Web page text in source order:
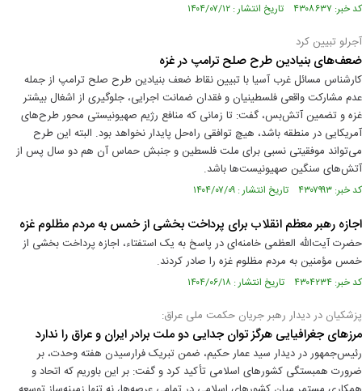
کد خبر: ۴۳۰۸۶۳۷ تاریخ انتشار : ۱۴۰۴/۰۷/۱۲
آجرلو تبیین کرد
ضعف‌های بنیادین طرح صلح ترامپ در غزه
کارشناس مسائل غرب آسیا با تبیین نقاط ضعف بنیادین طرح صلح ترامپ از جمله
عدم مشارکت واقعی فلسطینیان و فقدان ضمانت اجرایی، جلوگیری از اشغال بیشتر
غزه و تضمین آتش‌بس، گفت: تا زمانی که منافع رژیم صهیونیستی محور طرح‌های
آمریکایی در منطقه باشد، هیچ توافقی راه‌حل پایدار نخواهد بود. البته این طرح
می‌تواند موفقیتی نسبی برای ملت فلسطین و جنبش حماس آن هم دو سال پس از
آتش‌های سنگین صهیونیست‌ها باشد.
کد خبر: ۴۳۰۷۹۹۳ تاریخ انتشار : ۱۴۰۴/۰۷/۰۹
اجازه رهبر معظم انقلاب برای پرداخت بخشی از خمس به مردم مظلوم غزه
حضرت آیت‌الله العظمی خامنه‌ای در پاسخ به یک استفتاء، اجازه پرداخت بخشی از
خمس مؤمنین به مردم مظلوم غزه را صادر کردند.
کد خبر: ۴۳۰۴۲۳۴ تاریخ انتشار : ۱۴۰۴/۰۶/۱۸
پزشکیان در دیدار رهبر جریان حکمت ملی عراق:
مرزهای جغرافیایی هرگز توان جدایی دو ملت برادر ایران و عراق را ندارد
رئیس‌جمهور در دیدار سید عمار حکیم، ضمن تبریک فرارسیدن هفته وحدت، بر
ضرورت همبستگی کشورهای اسلامی تأکید کرد و گفت: بر این باوریم که اتحاد و